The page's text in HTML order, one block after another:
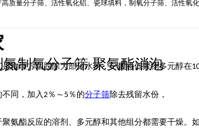
制氧分子筛 聚氨酯消泡
质量分子筛、活性氧化铝、瓷球填料，制氧分子筛、活性氧
是物理方法脱除大部分水份，一般将低聚物多元醇在
同，加入2％～ 5％ 的分子筛除去残留水份，
聚氨酯反应的溶剂、多元醇和其他组分都需要干燥。